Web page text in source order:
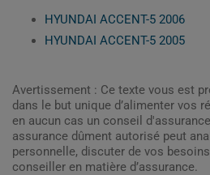
HYUNDAI ACCENT-5 2006
HYUNDAI ACCENT-5 2005
Avertissement : Ce texte vous est
dans le but unique d’alimenter vos
en aucun cas un conseil
assurance dûment autorisé peut
personnelle, discuter de vos
conseiller en matière d’assurance.